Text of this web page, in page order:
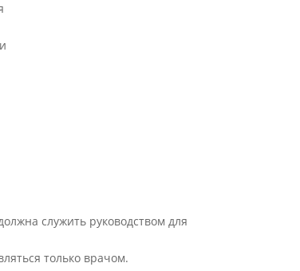
служить руководством для
только врачом.